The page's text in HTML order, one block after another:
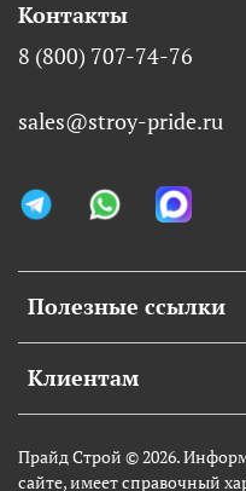
Полезные ссылки
Клиентам
Контакты
8 (800) 707-74-76
sales@stroy-pride.ru
Прайд Строй © 2026.
сайте, имеет справочный